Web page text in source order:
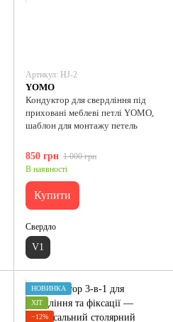
Артикул: HJ-2
YOMO
Кондуктор для свердління під
приховані меблеві петлі YOMO,
шаблон для монтажу петель
850 грн 1 000 грн
В наявності
Купити
Свердло
V1
НОВИНКА
ХІТ
−12%